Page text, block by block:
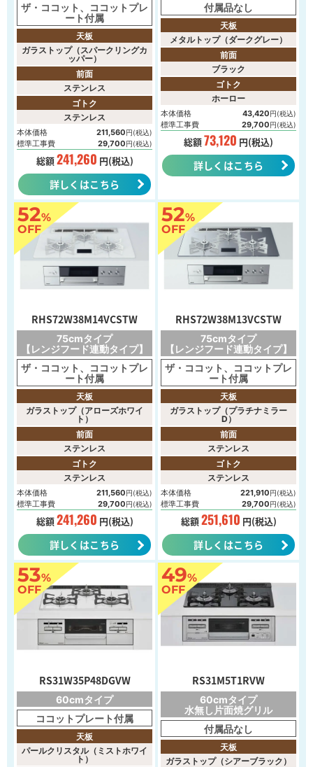
ザ・ココット、ココットプレ
ート付属
天板
ガラストップ（スパークリングカ
ッパー）
前面
ステンレス
ゴトク
ステンレス
本体価格 211,560円(税込)
標準工事費 29,700円(税込)
総額241,260 円(税込)
詳しくはこちら
付属品なし
天板
メタルトップ（ダークグレー）
前面
ブラック
ゴトク
ホーロー
本体価格 43,420円(税込)
標準工事費 29,700円(税込)
総額73,120 円(税込)
詳しくはこちら
52%
OFF
RHS72W38M14VCSTW
75cmタイプ
【レンジフード連動タイプ】
ザ・ココット、ココットプレ
ート付属
天板
ガラストップ（アローズホワイ
ト）
前面
ステンレス
ゴトク
ステンレス
本体価格 211,560円(税込)
標準工事費 29,700円(税込)
総額241,260 円(税込)
詳しくはこちら
52%
OFF
RHS72W38M13VCSTW
75cmタイプ
【レンジフード連動タイプ】
ザ・ココット、ココットプレ
ート付属
天板
ガラストップ（プラチナミラー
D）
前面
ステンレス
ゴトク
ステンレス
本体価格 221,910円(税込)
標準工事費 29,700円(税込)
総額251,610 円(税込)
詳しくはこちら
53%
OFF
RS31W35P48DGVW
60cmタイプ
ココットプレート付属
天板
パールクリスタル（ミストホワイ
ト）
49%
OFF
RS31M5T1RVW
60cmタイプ
水無し片面焼グリル
付属品なし
天板
ガラストップ（シアーブラック）